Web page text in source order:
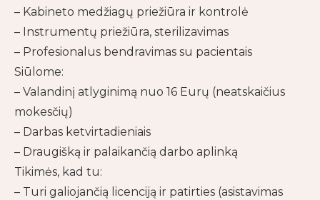
– Kabineto medžiagų priežiūra ir kontrolė
– Instrumentų priežiūra, sterilizavimas
– Profesionalus bendravimas su pacientais
Siūlome:
– Valandinį atlyginimą nuo 16 Eurų (neatskaičius
mokesčių)
– Darbas ketvirtadieniais
– Draugišką ir palaikančią darbo aplinką
Tikimės, kad tu:
– Turi galiojančią licenciją ir patirties (asistavimas